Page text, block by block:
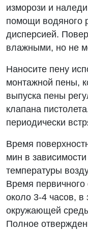
изморози и
помощи водяного
дисперсией.
влажными, но не
Наносите пену
монтажной пены,
выпуска пены
клапана
периодически
Время
мин в
температуры
Время
около 3-4 часов, в
окружающей
Полное